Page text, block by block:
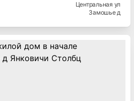
Центральная ул
Замошье д